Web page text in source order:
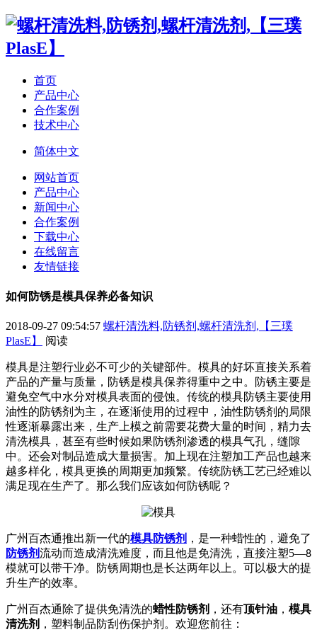
首页
产品中心
合作案例
技术中心
简体中文
网站首页
产品中心
新闻中心
合作案例
下载中心
在线留言
友情链接
如何防锈是模具保养必备知识
2018-09-27 09:54:57 螺杆清洗料,防锈剂,螺杆清洗剂,【三璞
PlasE】
阅读
模具是注塑行业必不可少的关键部件。模具的好坏直接关系着
产品的产量与质量，防锈是模具保养得重中之中。防锈主要是
避免空气中水分对模具表面的侵蚀。传统的模具防锈主要使用
油性的防锈剂为主，在逐渐使用的过程中，油性防锈剂的局限
性逐渐暴露出来，生产上模之前需要花费大量的时间，精力去
清洗模具，甚至有些时候如果防锈剂渗透的模具气孔，缝隙
中。还会对制品造成大量损害。加上现在注塑加工产品也越来
越多样化，模具更换的周期更加频繁。传统防锈工艺已经难以
满足现在生产了。那么我们应该如何防锈呢？
广州百杰通推出新一代的模具防锈剂 ，是一种蜡性的，避免了
防锈剂流动而造成清洗难度，而且他是免清洗，直接注塑5—8
模就可以带干净。防锈周期也是长达两年以上。可以极大的提
升生产的效率。
广州百杰通除了提供免清洗的蜡性防锈剂 ，还有顶针油 ， 模具
清洗剂 ，塑料制品防刮伤保护剂。欢迎您前往：